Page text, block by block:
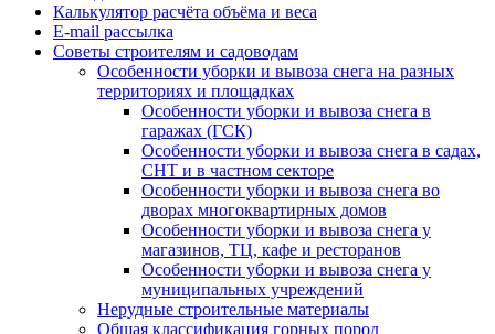
Калькулятор расчёта объёма и веса
E-mail рассылка
Советы строителям и садоводам
Особенности уборки и вывоза снега на разных
территориях и площадках
Особенности уборки и вывоза снега в
гаражах (ГСК)
Особенности уборки и вывоза снега в садах,
СНТ и в частном секторе
Особенности уборки и вывоза снега во
дворах многоквартирных домов
Особенности уборки и вывоза снега у
магазинов, ТЦ, кафе и ресторанов
Особенности уборки и вывоза снега у
муниципальных учреждений
Нерудные строительные материалы
Общая классификация горных пород